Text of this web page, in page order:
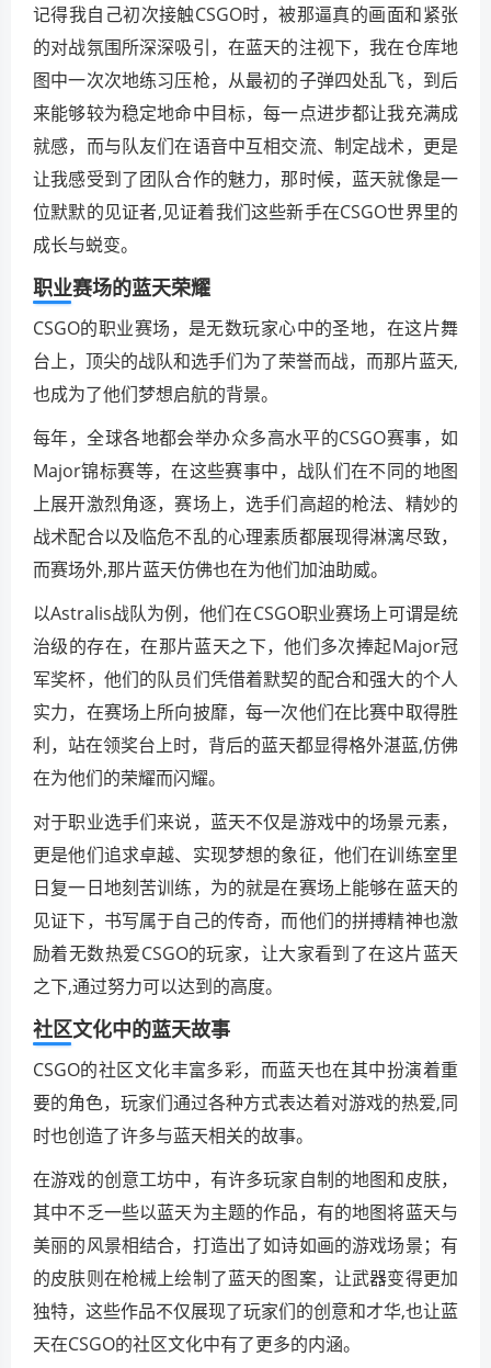
记得我自己初次接触CSGO时，被那逼真的画面和紧张
的对战氛围所深深吸引，在蓝天的注视下，我在仓库地
图中一次次地练习压枪，从最初的子弹四处乱飞，到后
来能够较为稳定地命中目标，每一点进步都让我充满成
就感，而与队友们在语音中互相交流、制定战术，更是
让我感受到了团队合作的魅力，那时候，蓝天就像是一
位默默的见证者,见证着我们这些新手在CSGO世界里的
成长与蜕变。
职业赛场的蓝天荣耀
CSGO的职业赛场，是无数玩家心中的圣地，在这片舞
台上，顶尖的战队和选手们为了荣誉而战，而那片蓝天,
也成为了他们梦想启航的背景。
每年，全球各地都会举办众多高水平的CSGO赛事，如
Major锦标赛等，在这些赛事中，战队们在不同的地图
上展开激烈角逐，赛场上，选手们高超的枪法、精妙的
战术配合以及临危不乱的心理素质都展现得淋漓尽致，
而赛场外,那片蓝天仿佛也在为他们加油助威。
以Astralis战队为例，他们在CSGO职业赛场上可谓是统
治级的存在，在那片蓝天之下，他们多次捧起Major冠
军奖杯，他们的队员们凭借着默契的配合和强大的个人
实力，在赛场上所向披靡，每一次他们在比赛中取得胜
利，站在领奖台上时，背后的蓝天都显得格外湛蓝,仿佛
在为他们的荣耀而闪耀。
对于职业选手们来说，蓝天不仅是游戏中的场景元素，
更是他们追求卓越、实现梦想的象征，他们在训练室里
日复一日地刻苦训练，为的就是在赛场上能够在蓝天的
见证下，书写属于自己的传奇，而他们的拼搏精神也激
励着无数热爱CSGO的玩家，让大家看到了在这片蓝天
之下,通过努力可以达到的高度。
社区文化中的蓝天故事
CSGO的社区文化丰富多彩，而蓝天也在其中扮演着重
要的角色，玩家们通过各种方式表达着对游戏的热爱,同
时也创造了许多与蓝天相关的故事。
在游戏的创意工坊中，有许多玩家自制的地图和皮肤，
其中不乏一些以蓝天为主题的作品，有的地图将蓝天与
美丽的风景相结合，打造出了如诗如画的游戏场景；有
的皮肤则在枪械上绘制了蓝天的图案，让武器变得更加
独特，这些作品不仅展现了玩家们的创意和才华,也让蓝
天在CSGO的社区文化中有了更多的内涵。